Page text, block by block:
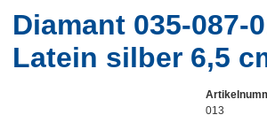
Diamant 035-087-
Latein silber 6,5
013